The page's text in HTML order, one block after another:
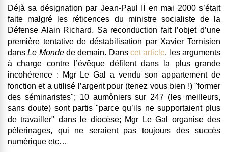
Déjà sa désignation par Jean-Paul II en mai 2000 s’était
faite malgré les réticences du ministre socialiste de la
Défense Alain Richard. Sa reconduction fait l’objet d’une
première tentative de déstabilisation par Xavier Ternisien
dansLe Mondede demain. Danscet article, les arguments
à charge contre l’évêque défilent dans la plus grande
incohérence : Mgr Le Gal a vendu son appartement de
fonction et a utilisé l’argent pour (tenez vous bien !) "former
des séminaristes"; 10 aumôniers sur 247 (les meilleurs,
sans doute) sont partis "parce qu’ils ne supportaient plus
de travailler" dans le diocèse; Mgr Le Gal organise des
pèlerinages, qui ne seraient pas toujours des succès
numérique etc…